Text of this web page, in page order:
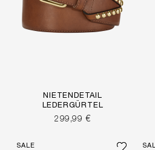
NIETENDETAIL
LEDERGÜRTEL
299,99 €
SALE